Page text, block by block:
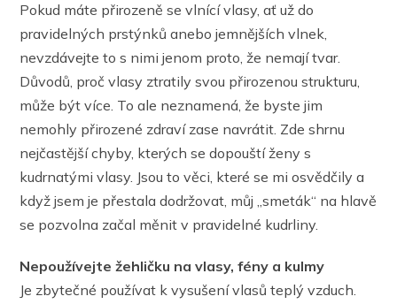
Pokud máte přirozeně se vlnící vlasy, ať už do
pravidelných prstýnků anebo jemnějších vlnek,
nevzdávejte to s nimi jenom proto, že nemají tvar.
Důvodů, proč vlasy ztratily svou přirozenou strukturu,
může být více. To ale neznamená, že byste jim
nemohly přirozené zdraví zase navrátit. Zde shrnu
nejčastější chyby, kterých se dopouští ženy s
kudrnatými vlasy. Jsou to věci, které se mi osvědčily a
když jsem je přestala dodržovat, můj ,,smeták“ na hlavě
se pozvolna začal měnit v pravidelné kudrliny.
Nepoužívejte žehličku na vlasy, fény a kulmy
Je zbytečné používat k vysušení vlasů teplý vzduch.